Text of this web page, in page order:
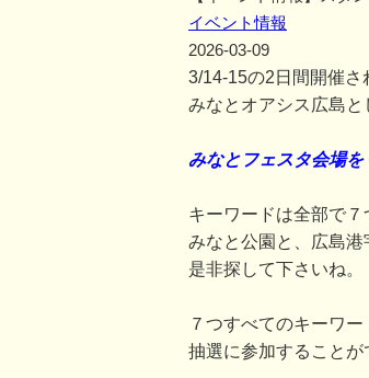
イベント情報
2026-03-09
3/14-15の2日間開催さ
みなとオアシス広島と
みなとフェスタ会場
キーワードは全部
みなと公園と、広島
是非探して下さいね。
７つすべてのキーワ
抽選に参加することが